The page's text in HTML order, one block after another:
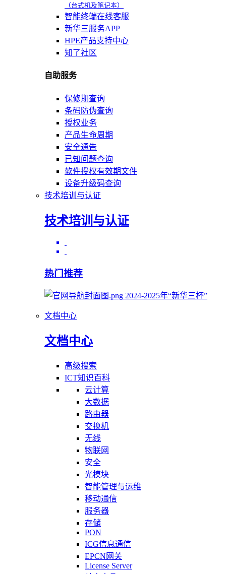
（台式机及笔记本）
智能终端在线客服
新华三服务APP
HPE产品支持中心
知了社区
自助服务
保修期查询
条码防伪查询
授权业务
产品生命周期
安全通告
已知问题查询
软件授权有效期文件
设备升级码查询
技术培训与认证
技术培训与认证
热门推荐
2024-2025年“新华三杯”
文档中心
文档中心
高级搜索
ICT知识百科
云计算
大数据
路由器
交换机
无线
物联网
安全
光模块
智能管理与运维
移动通信
服务器
存储
PON
ICG信息通信
EPCN网关
License Server